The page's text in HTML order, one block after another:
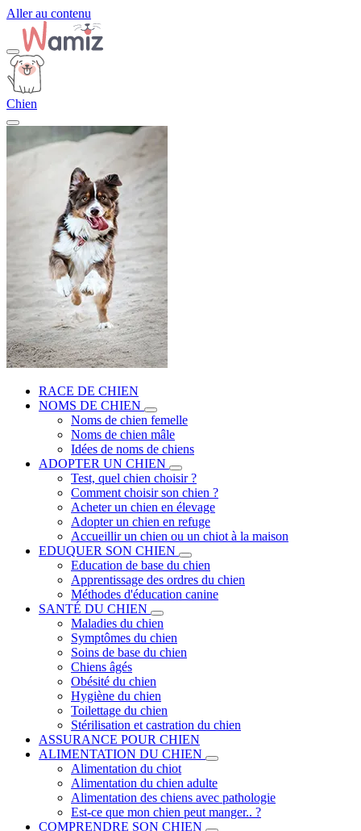
Aller au contenu
Chien
RACE DE CHIEN
NOMS DE CHIEN
Noms de chien femelle
Noms de chien mâle
Idées de noms de chiens
ADOPTER UN CHIEN
Test, quel chien choisir ?
Comment choisir son chien ?
Acheter un chien en élevage
Adopter un chien en refuge
Accueillir un chien ou un chiot à la maison
EDUQUER SON CHIEN
Education de base du chien
Apprentissage des ordres du chien
Méthodes d'éducation canine
SANTÉ DU CHIEN
Maladies du chien
Symptômes du chien
Soins de base du chien
Chiens âgés
Obésité du chien
Hygiène du chien
Toilettage du chien
Stérilisation et castration du chien
ASSURANCE POUR CHIEN
ALIMENTATION DU CHIEN
Alimentation du chiot
Alimentation du chien adulte
Alimentation des chiens avec pathologie
Est-ce que mon chien peut manger.. ?
COMPRENDRE SON CHIEN